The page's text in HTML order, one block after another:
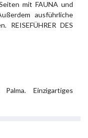
mit FAUNA und
ausführliche
REISEFÜHRER DES
Einzigartiges